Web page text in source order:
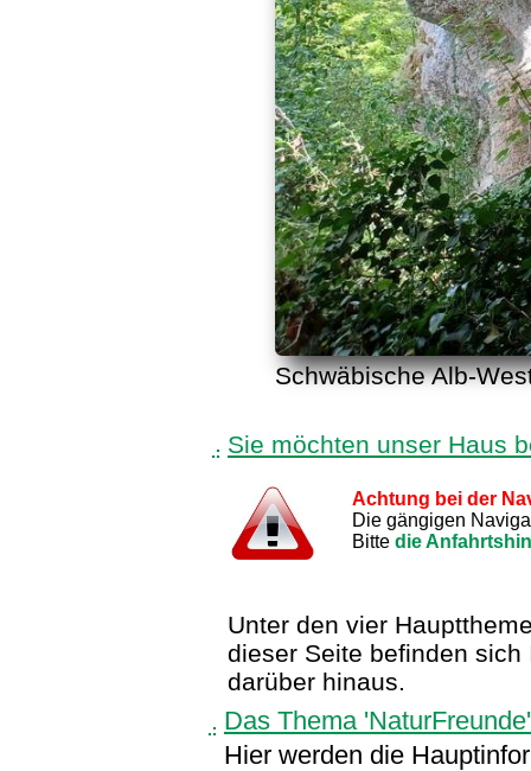
Schwäbische Alb-
Sie möchten unser Haus
Achtung bei der
Die gängigen
Bitte die
Unter den vier
dieser Seite befinden
darüber hinaus.
Das Thema 'NaturFreunde'
Hier werden die